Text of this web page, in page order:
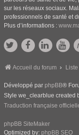
sur les réseaux sociaux.
professionnels de santé et
Plus d’informations :
Accueil du forum
Développé par phpBB®
Style we_clearblue created
Traduction française
phpBB SiteMaker
Optimized by: phpBB SEO